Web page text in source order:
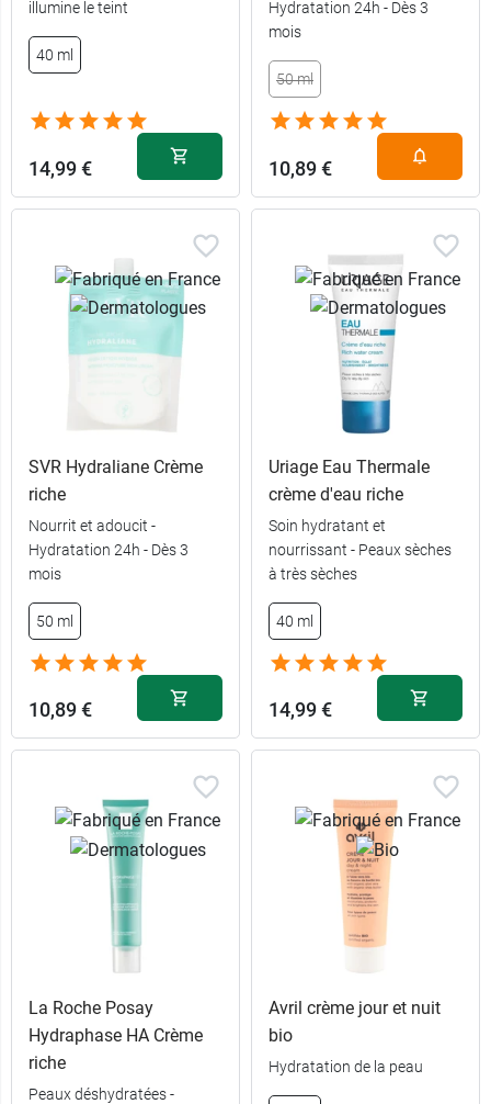
illumine le teint
40 ml
14,99 €
Hydratation 24h - Dès 3
mois
50 ml
10,89 €
SVR Hydraliane Crème
riche
Nourrit et adoucit -
Hydratation 24h - Dès 3
mois
50 ml
10,89 €
Uriage Eau Thermale
crème d'eau riche
Soin hydratant et
nourrissant - Peaux sèches
à très sèches
40 ml
14,99 €
La Roche Posay
Hydraphase HA Crème
riche
Peaux déshydratées -
Avril crème jour et nuit
bio
Hydratation de la peau